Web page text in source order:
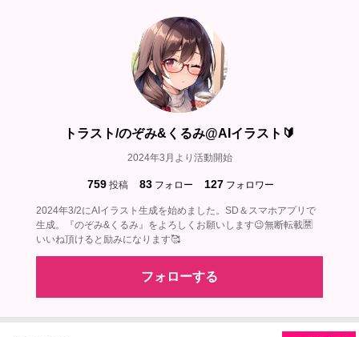
トラスト/のぞみ&くるみ@AIイラスト🔰
2024年3月より活動開始
759 投稿 83 フォロー 127 フォロワー
2024年3/2にAIイラスト生成を始めました。SD＆スマホアプリで
生成。『のぞみ&くるみ』をよろしくお願いします😉無断転載🈲
いいね頂けると励みになります🥰
フォローする